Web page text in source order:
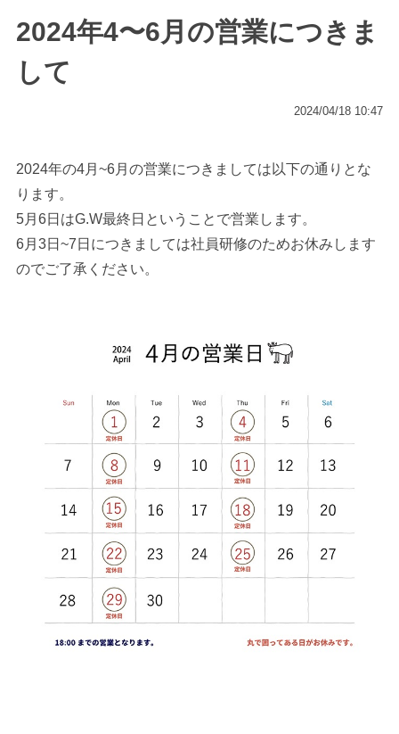
2024年4〜6月の営業につきま
して
2024/04/18 10:47
2024年の4月~6月の営業につきましては以下の通りとな
ります。
5月6日はG.W最終日ということで営業します。
6月3日~7日につきましては社員研修のためお休みします
のでご了承ください。